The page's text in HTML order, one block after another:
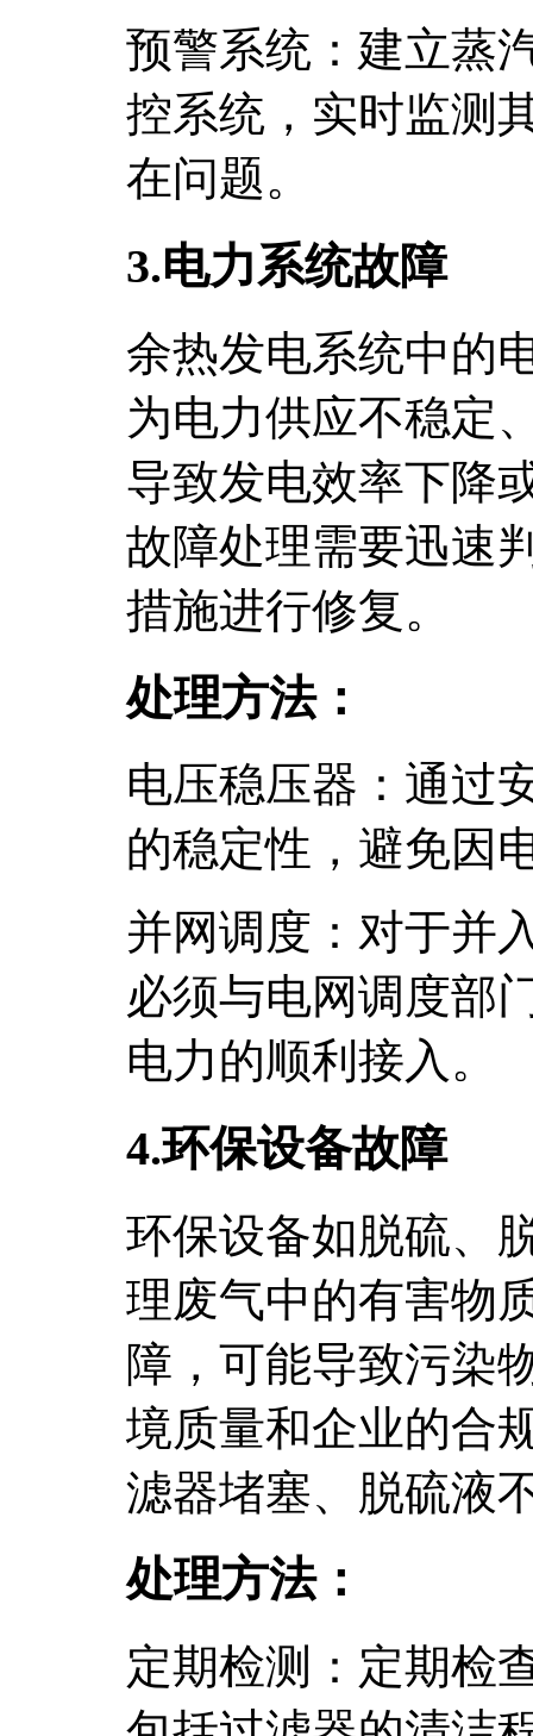
预警系统：建立蒸
控系统，实时监测
在问题。
3.电力系统故障
余热发电系统中的
为电力供应不稳定
导致发电效率下降
故障处理需要迅速
措施进行修复。
处理方法：
电压稳压器：通过
的稳定性，避免因
并网调度：对于并
必须与电网调度部
电力的顺利接入。
4.环保设备故障
环保设备如脱硫、
理废气中的有害物
障，可能导致污染
境质量和企业的合
滤器堵塞、脱硫液
处理方法：
定期检测：定期检